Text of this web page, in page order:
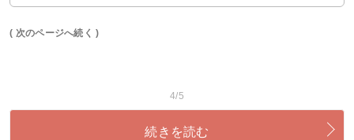
( 次のページへ続く )
4/5
続きを読む